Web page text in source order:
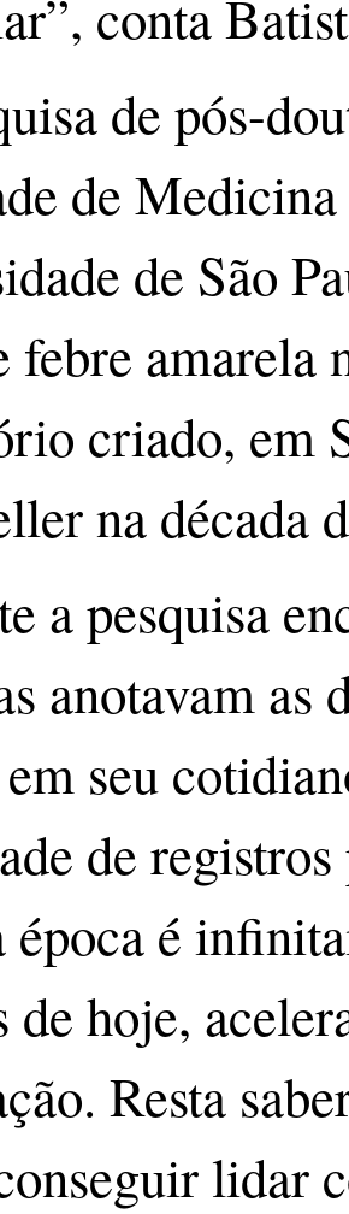
conta
de pós-
de
de São
febre amarela
criado, em
na década
a pesquisa
anotavam as
seu
de
época é
de hoje,
Resta
lidar